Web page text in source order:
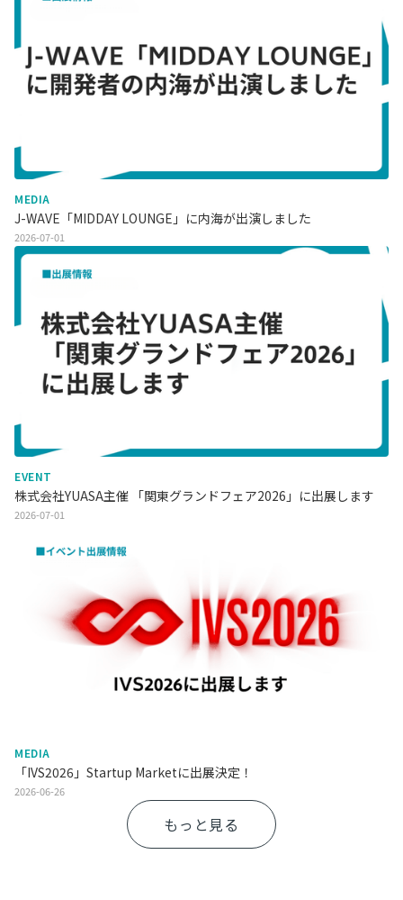
MEDIA
J-WAVE「MIDDAY LOUNGE」に内海が出演しました
2026-07-01
EVENT
株式会社YUASA主催 「関東グランドフェア2026」に出展します
2026-07-01
MEDIA
「IVS2026」Startup Marketに出展決定！
2026-06-26
もっと見る